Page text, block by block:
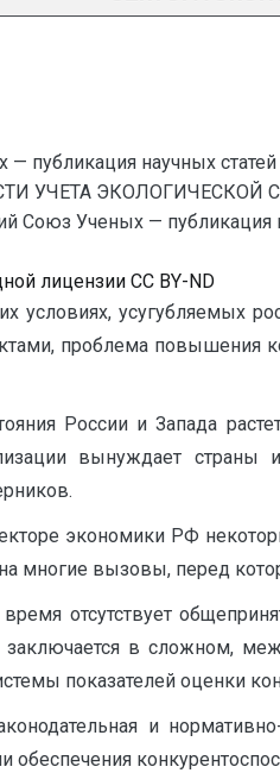
— публикация научных
УЧЕТА ЭКОЛОГИЧЕСКОЙ
Ученых — публикация
лицензии CC BY-ND
усугубляемых
проблема повышения
России и Запада
вынуждает
экономики РФ
многие вызовы, перед
отсутствует
в сложном,
показателей оценки
и